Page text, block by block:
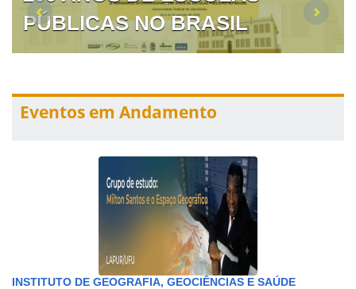
PÚBLICAS NO BRASIL
Eventos em Andamento
INSTITUTO DE GEOGRAFIA, GEOCIÊNCIAS E SAÚDE